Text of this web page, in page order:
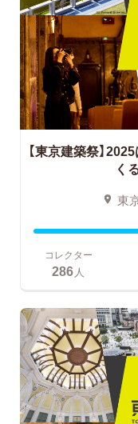
【東京建築祭】
く
東
コレクター
286 人